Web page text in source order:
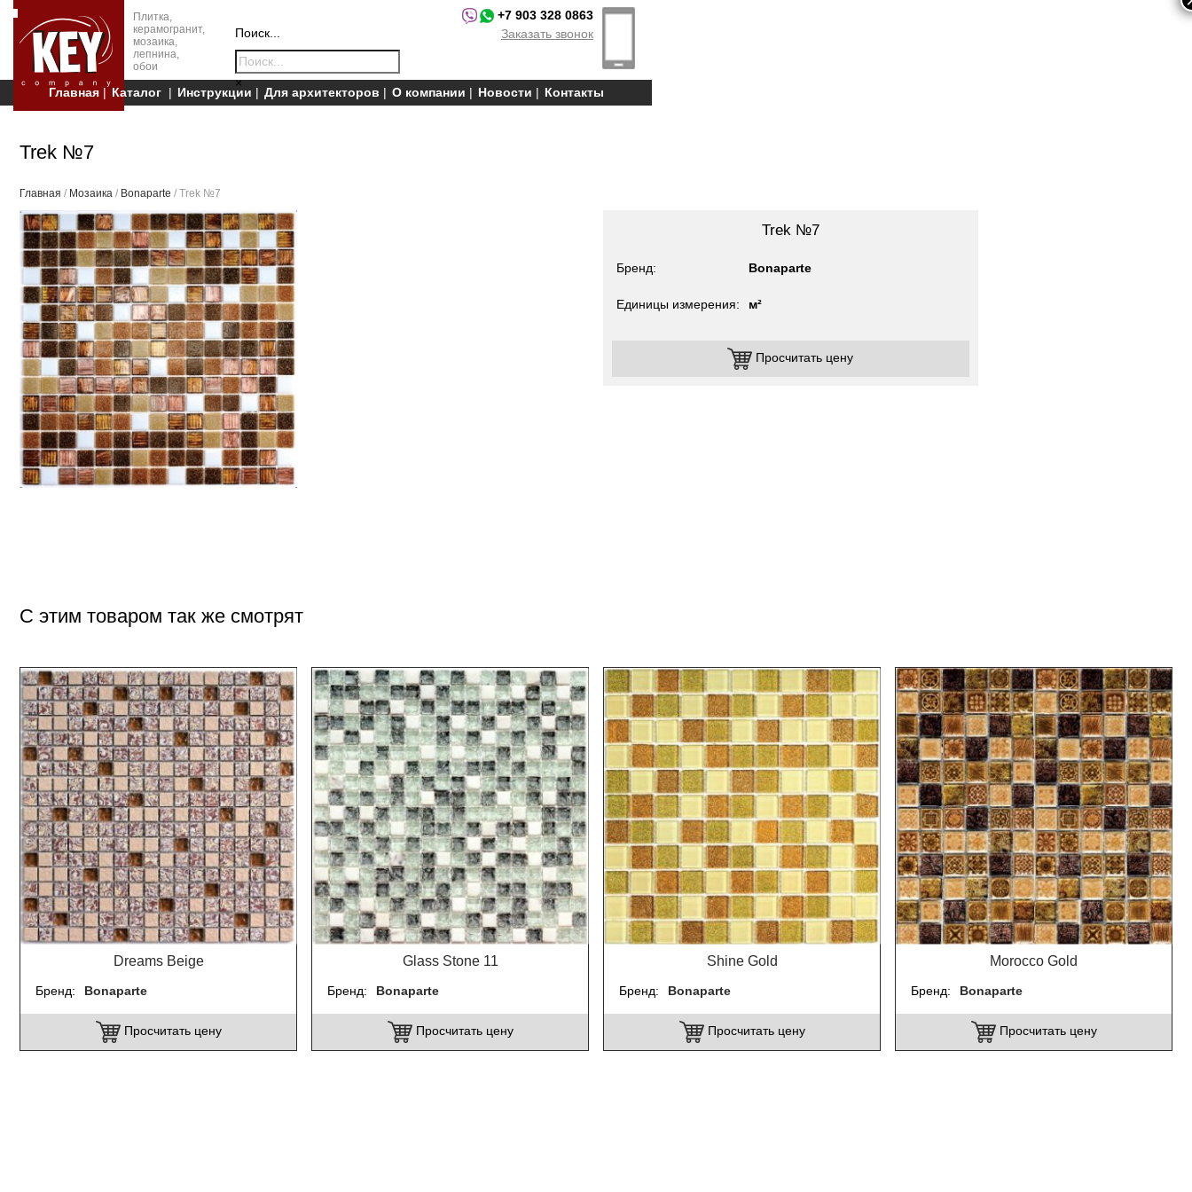
Плитка,
керамогранит,
мозаика,
лепнина,
обои
Поиск...
×
+7 903 328 0863
Заказать звонок
Главная Каталог Инструкции Для архитекторов О компании Новости Контакты
Trek №7
Главная / Мозаика / Bonaparte / Trek №7
Trek №7
Бренд Bonaparte
Единицы измерения м²
Просчитать цену
С этим товаром так же смотрят
Dreams Beige
Бренд Bonaparte
Просчитать цену
Glass Stone 11
Бренд Bonaparte
Просчитать цену
Shine Gold
Бренд Bonaparte
Просчитать цену
Morocco Gold
Бренд Bonaparte
Просчитать цену